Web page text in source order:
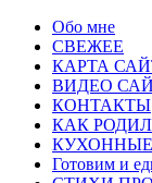
Обо мне
СВЕЖЕЕ
КАРТА
ВИДЕО
КОНТАКТЫ
КАК
Готовим и